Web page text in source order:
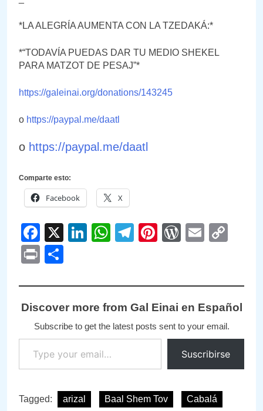
*LA ALEGRÍA AUMENTA CON LA TZEDAKÁ:*
*“TODAVÍA PUEDAS DAR TU MEDIO SHEKEL
PARA MATZOT DE PESAJ”*
https://galeinai.org/donations/143245
o https://paypal.me/daatl
o https://paypal.me/daatl
Comparte esto:
Facebook X
Facebook
X LinkedIn
WhatsApp
Telegram
PinterestEmail
Print
Discover more from Gal Einai en Español
Subscribe to get the latest posts sent to your email.
Type your email…
Suscribirse
Tagged: arizal Baal Shem Tov Cabalá